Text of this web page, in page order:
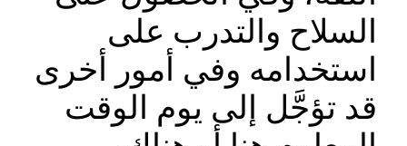
السلاح والتدرب على
استخدامه وفي أمور أخرى
قد تؤجَّل إلى يوم الوقت